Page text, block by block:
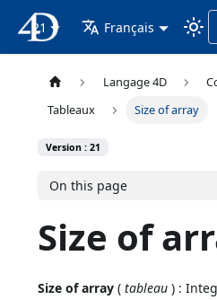
4D Documentation
21 Français
Langage 4D
Tableaux
Size of array
Version : 21
On this page
Size of
Size of array (tableau ) :